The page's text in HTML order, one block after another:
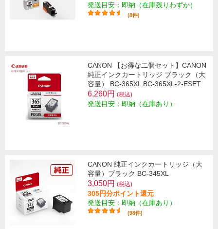
発送目安：即納（在庫残りわずか）
(8件)
CANON 【お得な二個セット】CANON
純正インクカートリッジ ブラック（大
容量） BC-365XL BC-365XL-2-ESET
6,260円 (税込)
発送目安：即納（在庫あり）
CANON 純正インクカートリッジ（大
容量）ブラック BC-345XL
3,050円 (税込)
305円分ポイント還元
発送目安：即納（在庫あり）
(98件)